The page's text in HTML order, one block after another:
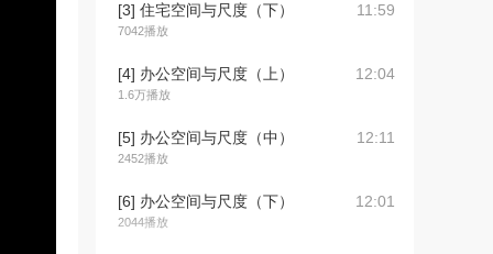
[3] 住宅空间与尺度（下）
7042播放
11:59
[4] 办公空间与尺度（上）
1.6万播放
12:04
[5] 办公空间与尺度（中）
2452播放
12:11
[6] 办公空间与尺度（下）
2044播放
12:01